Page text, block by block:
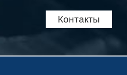
Контакты